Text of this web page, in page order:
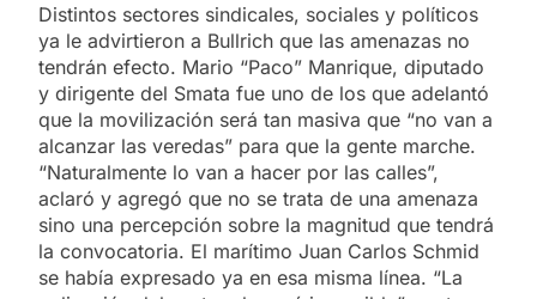
Distintos sectores sindicales, sociales y políticos
ya le advirtieron a Bullrich que las amenazas no
tendrán efecto. Mario “Paco” Manrique, diputado
y dirigente del Smata fue uno de los que adelantó
que la movilización será tan masiva que “no van a
alcanzar las veredas” para que la gente marche.
“Naturalmente lo van a hacer por las calles”,
aclaró y agregó que no se trata de una amenaza
sino una percepción sobre la magnitud que tendrá
la convocatoria. El marítimo Juan Carlos Schmid
se había expresado ya en esa misma línea. “La